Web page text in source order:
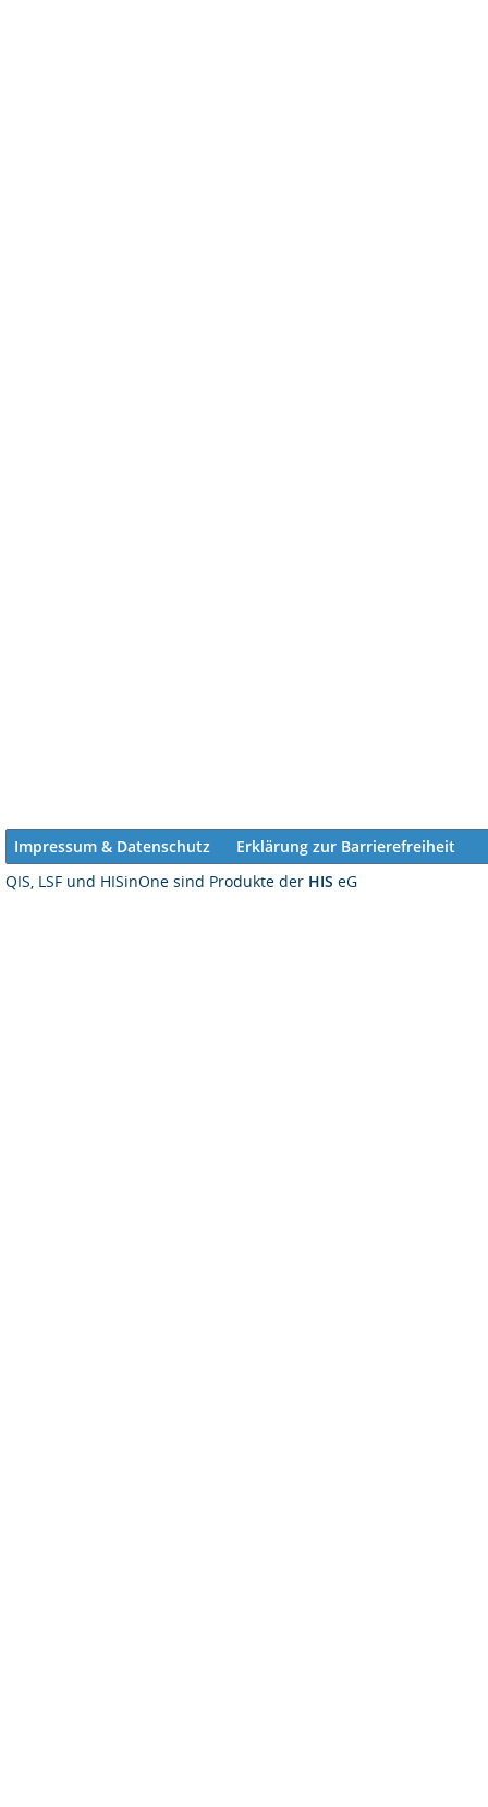
Impressum & Datenschutz
Erklärung zur Barrierefreiheit
QIS, LSF und HISinOne sind Produkte der HIS eG